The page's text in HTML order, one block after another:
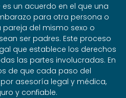
es un acuerdo en el que una
para otra persona o
pareja del mismo sexo o
ser padres. Este proceso
que establece los derechos
las partes involucradas. En
de que cada paso del
asesoría legal y médica,
y confiable.